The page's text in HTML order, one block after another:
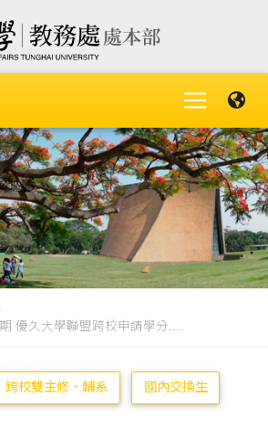
優久大學聯盟跨校申請學分....
跨校雙主修、輔系 國內交換生